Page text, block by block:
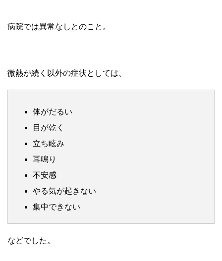
病院では異常なしとのこと。
微熱が続く以外の症状としては、
体がだるい
目が乾く
立ち眩み
耳鳴り
不安感
やる気が起きない
集中できない
などでした。